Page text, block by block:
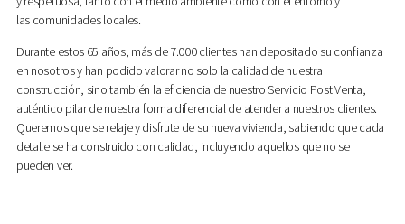
las comunidades locales.
Durante estos 65 años, más de 7.000 clientes han depositado su confianza
en nosotros y han podido valorar no solo la calidad de nuestra
construcción, sino también la eficiencia de nuestro Servicio Post Venta,
auténtico pilar de nuestra forma diferencial de atender a nuestros clientes.
Queremos que se relaje y disfrute de su nueva vivienda, sabiendo que cada
detalle se ha construido con calidad, incluyendo aquellos que no se
pueden ver.